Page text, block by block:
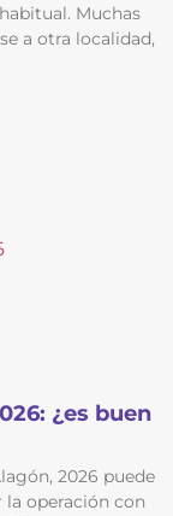
Muchas
a otra localidad,
¿es buen
2026 puede
operación con